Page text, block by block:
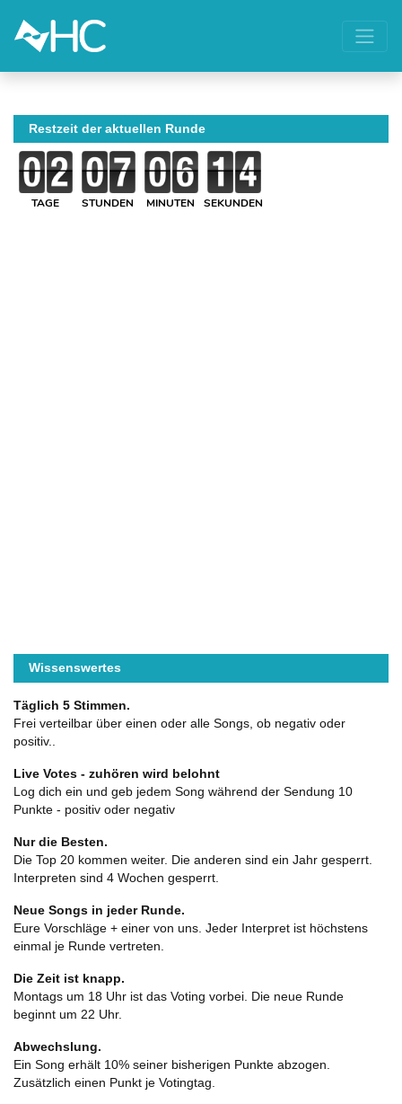
Restzeit der aktuellen Runde
TAGE STUNDEN MINUTEN SEKUNDEN
Wissenswertes
Täglich 5 Stimmen.
Frei verteilbar über einen oder alle Songs, ob negativ oder
positiv..
Live Votes - zuhören wird belohnt
Log dich ein und geb jedem Song während der Sendung 10
Punkte - positiv oder negativ
Nur die Besten.
Die Top 20 kommen weiter. Die anderen sind ein Jahr gesperrt.
Interpreten sind 4 Wochen gesperrt.
Neue Songs in jeder Runde.
Eure Vorschläge + einer von uns. Jeder Interpret ist höchstens
einmal je Runde vertreten.
Die Zeit ist knapp.
Montags um 18 Uhr ist das Voting vorbei. Die neue Runde
beginnt um 22 Uhr.
Abwechslung.
Ein Song erhält 10% seiner bisherigen Punkte abzogen.
Zusätzlich einen Punkt je Votingtag.